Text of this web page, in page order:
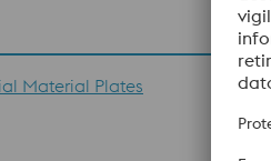
Material Plates